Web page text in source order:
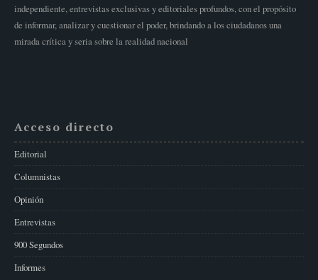
independiente, entrevistas exclusivas y editoriales profundos, con el propósito
de informar, analizar y cuestionar el poder, brindando a los ciudadanos una
mirada crítica y seria sobre la realidad nacional
Acceso directo
Editorial
Columnistas
Opinión
Entrevistas
900 Segundos
Informes